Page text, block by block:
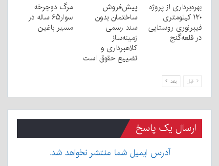
بهره‌برداری از پروژه
۱۲۰ کیلومتری
فیبرنوری روستایی
در قلعه‌گنج
پیش‌فروش
ساختمان بدون
سند رسمی
زمینه‌ساز
کلاهبرداری و
تضییع حقوق است
مرگ دوچرخه
سوار۶۵ ساله در
مسیر باغین
قبل بعد
ارسال یک پاسخ
آدرس ایمیل شما منتشر نخواهد شد.